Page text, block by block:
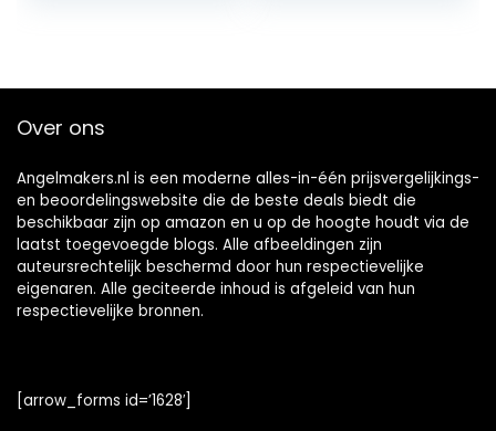
Over ons
Angelmakers.nl is een moderne alles-in-één prijsvergelijkings-
en beoordelingswebsite die de beste deals biedt die
beschikbaar zijn op amazon en u op de hoogte houdt via de
laatst toegevoegde blogs. Alle afbeeldingen zijn
auteursrechtelijk beschermd door hun respectievelijke
eigenaren. Alle geciteerde inhoud is afgeleid van hun
respectievelijke bronnen.
[arrow_forms id=’1628′]